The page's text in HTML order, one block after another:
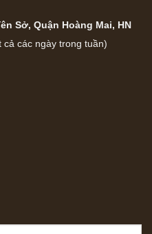
Sở, Quận Hoàng Mai, HN
các ngày trong tuần)